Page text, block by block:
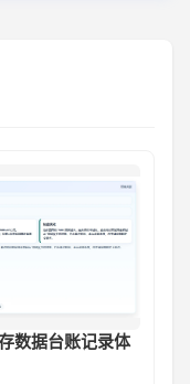
数据台账记录体